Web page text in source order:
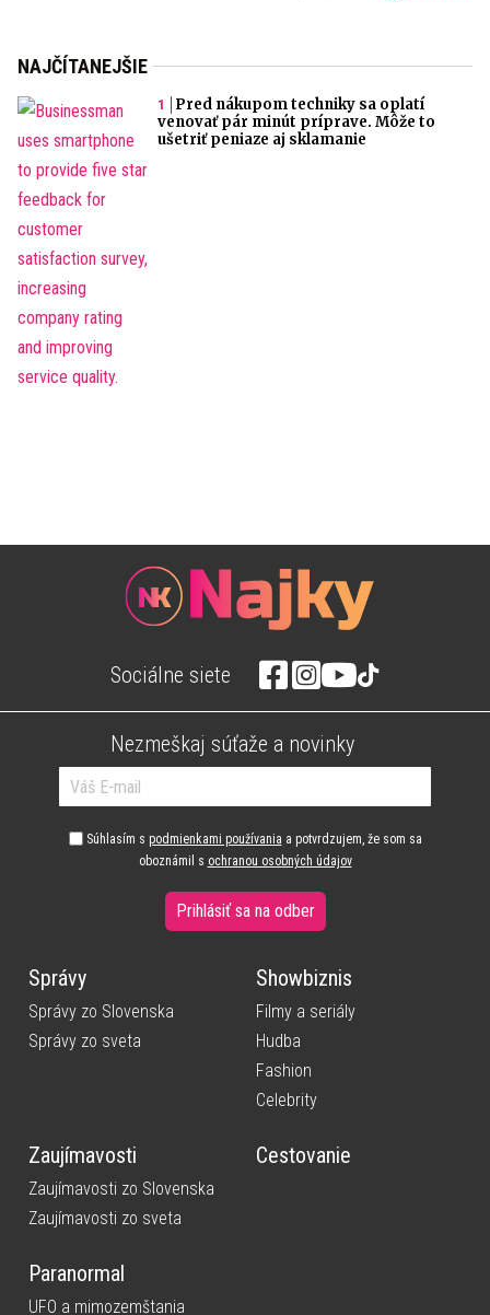
NAJČÍTANEJŠIE
Pred nákupom techniky sa oplatí
venovať pár minút príprave. Môže to
ušetriť peniaze aj sklamanie
Sociálne siete
Nezmeškaj súťaže a novinky
Súhlasím s podmienkami používania a potvrdzujem, že som sa
oboznámil s ochranou osobných údajov
Prihlásiť sa na odber
Správy
Správy zo Slovenska
Správy zo sveta
Showbiznis
Filmy a seriály
Hudba
Fashion
Celebrity
Zaujímavosti
Zaujímavosti zo Slovenska
Zaujímavosti zo sveta
Cestovanie
Paranormal
UFO a mimozemštania